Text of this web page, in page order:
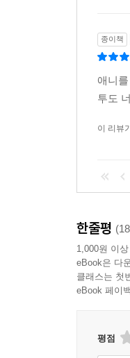
종이책
애니
투도
이 리뷰
한줄평
1,000원 이
eBook은 다
클래스는 첫
eBook 페이
평점